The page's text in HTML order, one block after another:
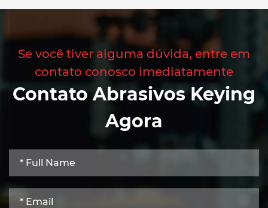
Se você tiver alguma dúvida, entre em
contato conosco imediatamente
Contato Abrasivos Keying
Agora